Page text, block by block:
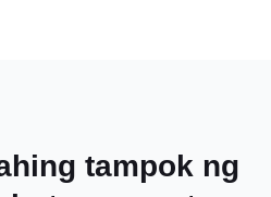
tampok ng